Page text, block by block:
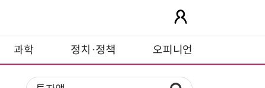
과학 정치·정책 오피니언